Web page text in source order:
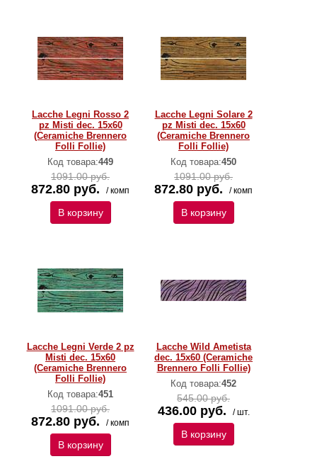
Lacche Legni Rosso 2
pz Misti dec. 15x60
(Ceramiche Brennero
Folli Follie)
Код товара:449
1091.00 руб.
872.80 руб. / комп
В корзину
Lacche Legni Solare 2
pz Misti dec. 15x60
(Ceramiche Brennero
Folli Follie)
Код товара:450
1091.00 руб.
872.80 руб. / комп
В корзину
Lacche Legni Verde 2 pz
Misti dec. 15x60
(Ceramiche Brennero
Folli Follie)
Код товара:451
1091.00 руб.
872.80 руб. / комп
В корзину
Lacche Wild Ametista
dec. 15x60 (Ceramiche
Brennero Folli Follie)
Код товара:452
545.00 руб.
436.00 руб. / шт.
В корзину